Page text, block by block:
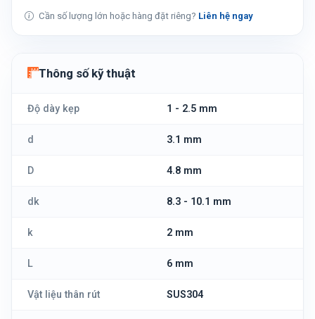
Cần số lượng lớn hoặc hàng đặt riêng? Liên hệ ngay
Thông số kỹ thuật
Độ dày kẹp 1 - 2.5 mm
d 3.1 mm
D 4.8 mm
dk 8.3 - 10.1 mm
k 2 mm
L 6 mm
Vật liệu thân rút SUS304